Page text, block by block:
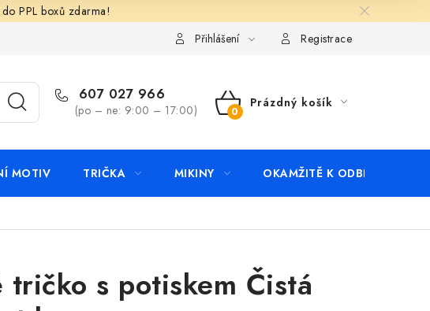
PPL boxů zdarma!
údajů KontaktyPřihlášení Registrace
607 027 966
(po – ne: 9:00 – 17:00)
NÁKUPNÍ
Prázdný košík
MOTIV TRIČKA MIKINY OKAMŽITĚ K ODBĚRU
tričko s potiskem Čistá